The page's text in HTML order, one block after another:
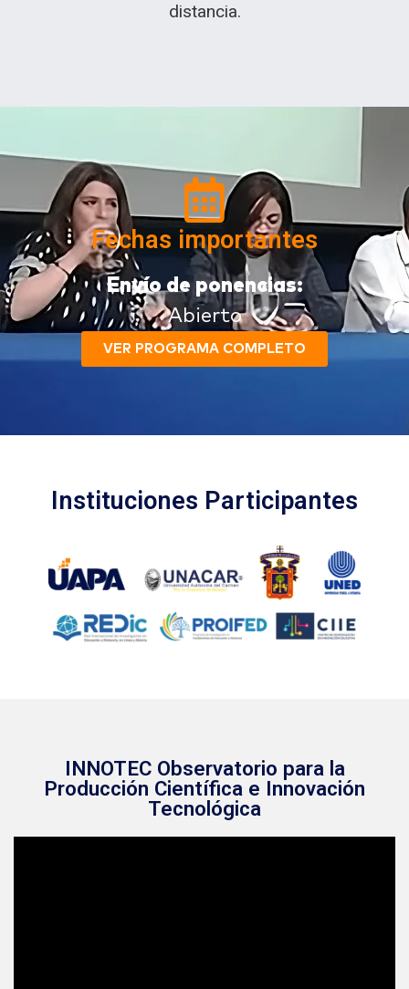
distancia.
Fechas importantes
Envío de ponencias:
Abierto
VER PROGRAMA COMPLETO
Instituciones Participantes
INNOTEC Observatorio para la
Producción Científica e Innovación
Tecnológica